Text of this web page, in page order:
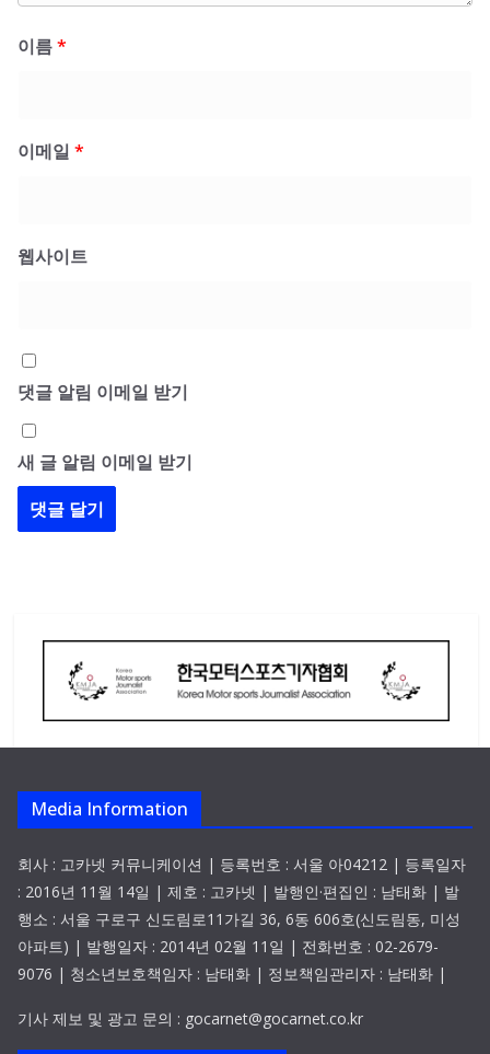
이름*
이메일 *
웹사이트
댓글 알림 이메일 받기
새 글 알림 이메일 받기
Media Information
회사 : 고카넷 커뮤니케이션 | 등록번호 : 서울 아04212 | 등록일자
: 2016년 11월 14일 | 제호 : 고카넷 | 발행인·편집인 : 남태화 | 발
행소 : 서울 구로구 신도림로11가길 36, 6동 606호(신도림동, 미성
아파트) | 발행일자 : 2014년 02월 11일 | 전화번호 : 02-2679-
9076 | 청소년보호책임자 : 남태화 | 정보책임관리자 : 남태화 |
기사 제보 및 광고 문의 : gocarnet@gocarnet.co.kr